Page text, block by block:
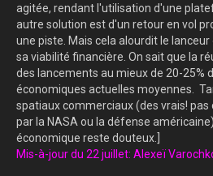
agitée, rendant l'utilisation d'une
autre solution est d'un retour en vol
une piste. Mais cela alourdit le
sa viabilité financière. On sait que la
des lancements au mieux de 20-25%
économiques actuelles moyennes.
spatiaux commerciaux (des vrais! pas
par la NASA ou la défense
économique reste douteux.]
Mis-à-jour du 22 juillet: Alexeï